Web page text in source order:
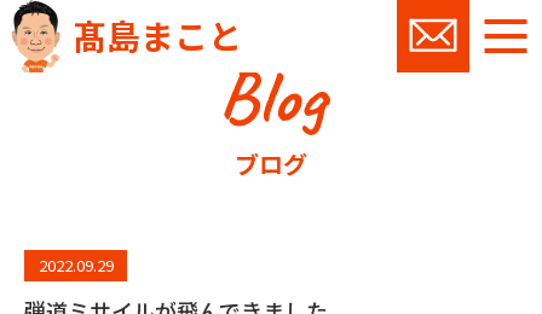
髙島まこと
Blog
ブログ
2022.09.29